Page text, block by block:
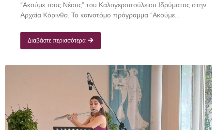
“Ακούμε τους Νέους” του Καλογεροπούλειου Ιδρύματος στην
Αρχαία Κόρινθο. Το καινοτόμο πρόγραμμα “Ακούμε...
Διαβάστε περισσότερα